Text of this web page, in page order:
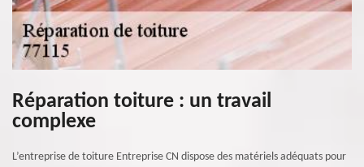
Réparation toiture : un travail
complexe
L’entreprise de toiture Entreprise CN dispose des matériels adéquats pour